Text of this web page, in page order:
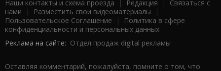
Наши контакты и схема проезда | Редакция | Связаться с
нами | Разместить свои видеоматериалы |
Пользовательское Соглашение |
Политика в сфере
конфиденциальности и персональных данных
Реклама на сайте: Отдел продаж digital рекламы
Оставляя комментарий, пожалуйста, помните о том, что